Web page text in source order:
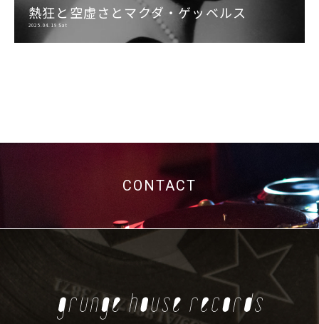
熱狂と空虚さとマクダ・ゲッベルス
2025.04.19 Sat
CONTACT